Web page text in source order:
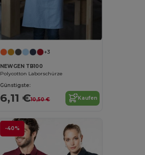
+3
NEWGEN TB100
Polycotton Laborschürze
Günstigste:
6,11 €10,50 € Kaufen
-40%